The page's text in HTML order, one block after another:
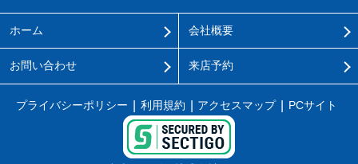
ホーム 会社概要
お問い合わせ 来店予約
プライバシーポリシー 利用規約 アクセスマップ PCサイト